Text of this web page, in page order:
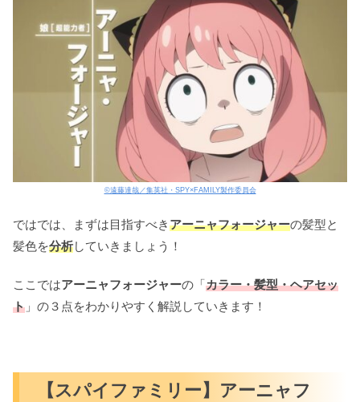
©遠藤達哉／集英社・SPY×FAMILY製作委員会
ではでは、まずは目指すべきアーニャフォージャーの髪型と
髪色を分析していきましょう！
ここではアーニャフォージャーの「カラー・髪型・ヘアセッ
ト 」の３点をわかりやすく解説していきます！
【スパイファミリー】アーニャフ